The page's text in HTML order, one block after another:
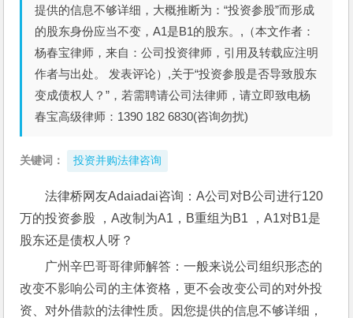
提供的信息不够详细，大概推断为：“投资参股”而形成
的股东身份应当不变，A1是B1的股东。,（本文作者：
杨春宝律师，来自：公司投资律师，引用及转载应注明
作者与出处。 发表评论）,关于“投资参股是否导致股东
变成债权人？”，若需聘请公司法律师，请立即致电杨
春宝高级律师：1390 182 6830(咨询勿扰)
关键词： 投资并购法律咨询
法律桥网友Adaiadai咨询：A公司对B公司进行120
万的投资参股 ，A改制为A1，B重组为B1 ，A1对B1是
股东还是债权人呀？
广州辛巴哥哥律师解答：一般来说公司组织形态的
改变不影响公司的主体资格，更不会改变公司的对外投
资、对外借款的法律性质。因您提供的信息不够详细，